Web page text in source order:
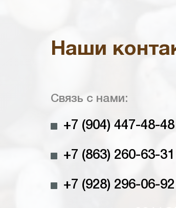
Наши
Связь с нами:
+7 (904) 447-48-48
+7 (863) 260-63-31
+7 (928) 296-06-92